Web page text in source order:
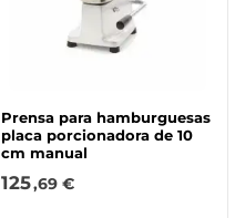
Prensa para hamburguesas
placa porcionadora de 10
cm manual
125,69 €